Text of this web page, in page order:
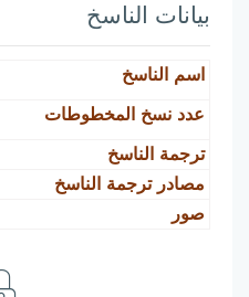
بيانات الناسخ
اسم الناسخ
عدد نسخ المخطوطات
ترجمة الناسخ
مصادر ترجمة الناسخ
صور